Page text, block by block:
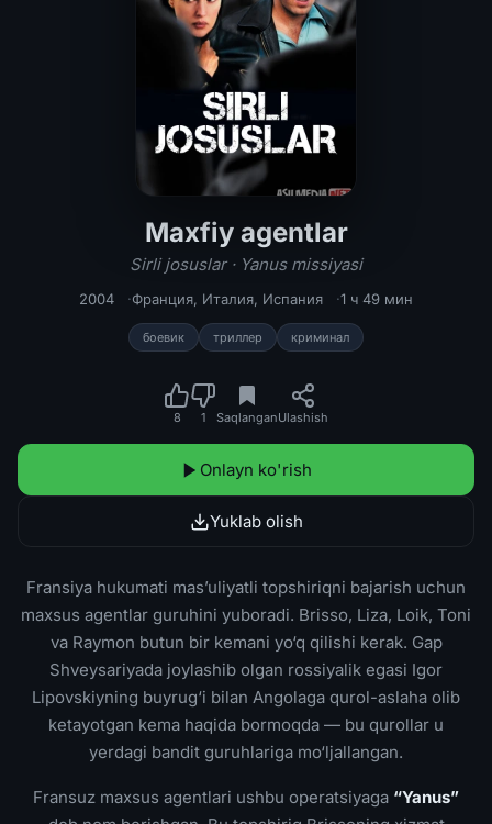
Maxfiy agentlar
Maxfiy agentlar / Sirli josuslar /
Sirli josuslar · Yanus missiyasi
2004 Франция, Италия, Испания 1 ч 49 мин
боевик триллер криминал
8 1 SaqlanganUlashish
Onlayn ko'rish
Yuklab olish
Fransiya hukumati mas’uliyatli topshiriqni bajarish uchun
maxsus agentlar guruhini yuboradi. Brisso, Liza, Loik, Toni
va Raymon butun bir kemani yo‘q qilishi kerak. Gap
Shveysariyada joylashib olgan rossiyalik egasi Igor
Lipovskiyning buyrug‘i bilan Angolaga qurol-aslaha olib
ketayotgan kema haqida bormoqda — bu qurollar u
yerdagi bandit guruhlariga mo‘ljallangan.
Fransuz maxsus agentlari ushbu operatsiyaga “Yanus”